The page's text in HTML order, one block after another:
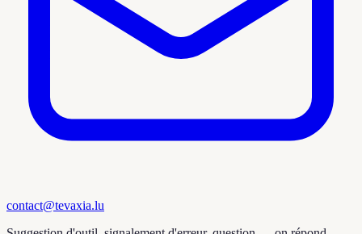
contact@tevaxia.lu